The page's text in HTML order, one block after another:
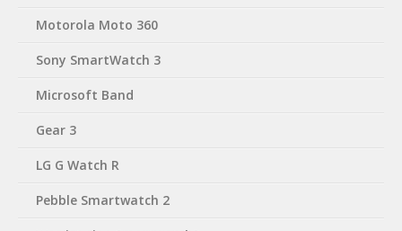
Motorola Moto 360
Sony SmartWatch 3
Microsoft Band
Gear 3
LG G Watch R
Pebble Smartwatch 2